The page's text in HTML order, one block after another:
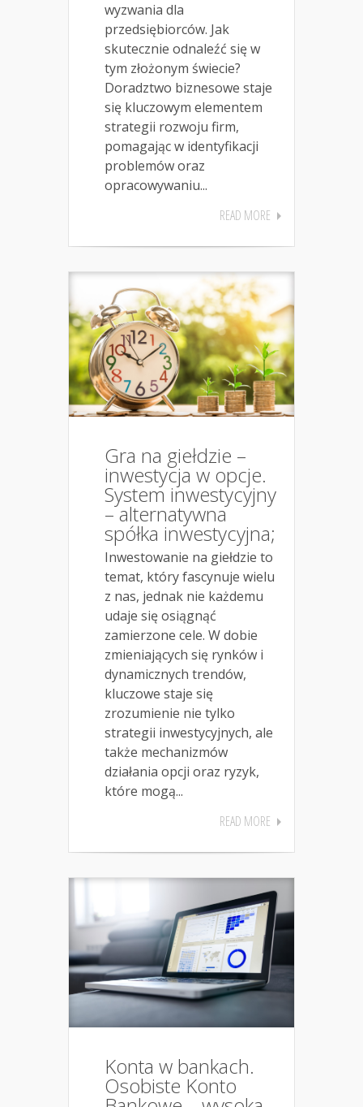
wyzwania dla
przedsiębiorców. Jak
skutecznie odnaleźć się w
tym złożonym świecie?
Doradztwo biznesowe staje
się kluczowym elementem
strategii rozwoju firm,
pomagając w identyfikacji
problemów oraz
opracowywaniu...
READ MORE
Gra na giełdzie –
inwestycja w opcje.
System inwestycyjny
– alternatywna
spółka inwestycyjna;
Inwestowanie na giełdzie to
temat, który fascynuje wielu
z nas, jednak nie każdemu
udaje się osiągnąć
zamierzone cele. W dobie
zmieniających się rynków i
dynamicznych trendów,
kluczowe staje się
zrozumienie nie tylko
strategii inwestycyjnych, ale
także mechanizmów
działania opcji oraz ryzyk,
które mogą...
READ MORE
Konta w bankach.
Osobiste Konto